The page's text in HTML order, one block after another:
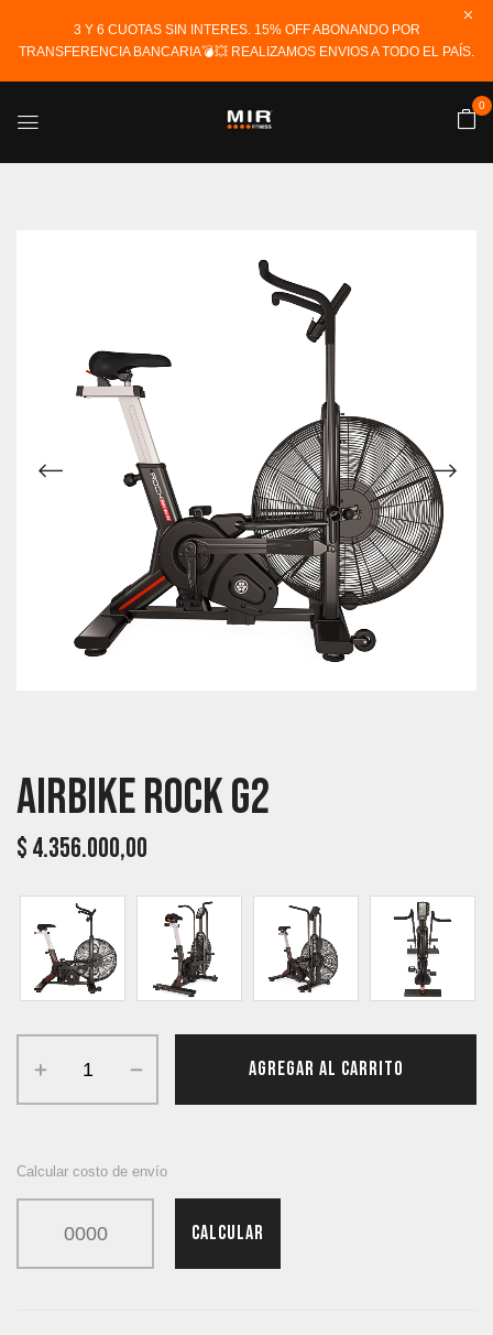
3 Y 6 CUOTAS SIN INTERES. 15% OFF ABONANDO POR
TRANSFERENCIA BANCARIA💣💥 REALIZAMOS ENVIOS A TODO EL PAÍS.
0
Airbike Rock G2
$4.356.000,00
AGREGAR AL CARRITO
Calcular costo de envío
CALCULAR